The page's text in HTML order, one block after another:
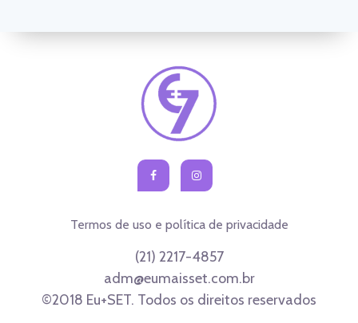
Termos de uso e política de privacidade
(21) 2217-4857
adm@eumaisset.com.br
©2018 Eu+SET. Todos os direitos reservados